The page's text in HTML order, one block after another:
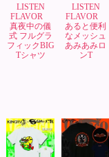
LISTEN
FLAVOR
真夜中の儀
式 フルグラ
フィックBIG
Tシャツ
LISTEN
FLAVOR
あると便利
なメッシュ
あみあみロ
ンT